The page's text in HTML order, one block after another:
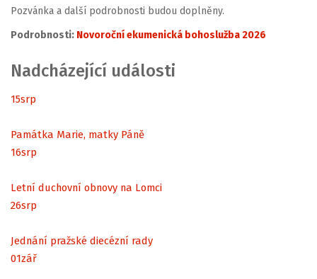
Pozvánka a další podrobnosti budou doplněny.
Podrobnosti: Novoroční ekumenická bohoslužba 2026
Nadcházející události
15srp
Památka Marie, matky Páně
16srp
Letní duchovní obnovy na Lomci
26srp
Jednání pražské diecézní rady
01zář